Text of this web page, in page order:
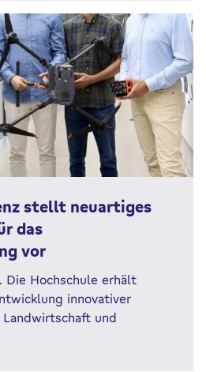
stellt neuartiges
das
vor
Die Hochschule erhält
innovativer
und